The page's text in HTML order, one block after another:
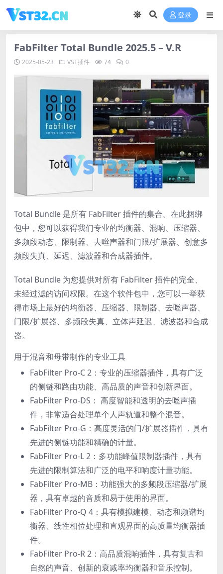
登录
FabFilter Total Bundle 2025.5 – V.R
2025-05-23 VST插件 74 0
Total Bundle 是所有 FabFilter 插件的集合。在此捆绑
包中，您可以获得我们专业的均衡器、混响、压缩器、
多频段动态、限制器、去咝声器和门限/扩展器、创意多
频段失真、延迟、滤波器和合成器插件。
Total Bundle 为您提供对所有 FabFilter 插件的完全、
未经过滤的访问权限。在这个软件包中，您可以一举获
得市场上最好的均衡器、压缩器、限制器、去咝声器、
门限/扩展器、多频段失真、立体声延迟、滤波器和合成
器。
用于混音和母带制作的专业工具
FabFilter Pro-C 2：专业的压缩器插件，具有广泛
的侧链和路由功能、高品质的声音和创新界面。
FabFilter Pro-DS： 高度智能和透明的去咝声插
件，非常适合处理单个人声轨道和整个混音。
FabFilter Pro-G：高度灵活的门/扩展器插件，具有
先进的侧链功能和精确的计量。
FabFilter Pro-L 2：多功能峰值限制器插件，具有
先进的限制算法和广泛的电平和响度计量功能。
FabFilter Pro-MB：功能强大的多频段压缩器/扩展
器，具有卓越的音质和易于使用的界面。
FabFilter Pro-Q 4：具有模拟建模、动态和频谱均
衡器、线性相位处理和直观界面的高质量均衡器插
件。
FabFilter Pro-R 2：高品质混响插件，具有复古和
自然的声音、创新的衰减率均衡器和音乐控制。